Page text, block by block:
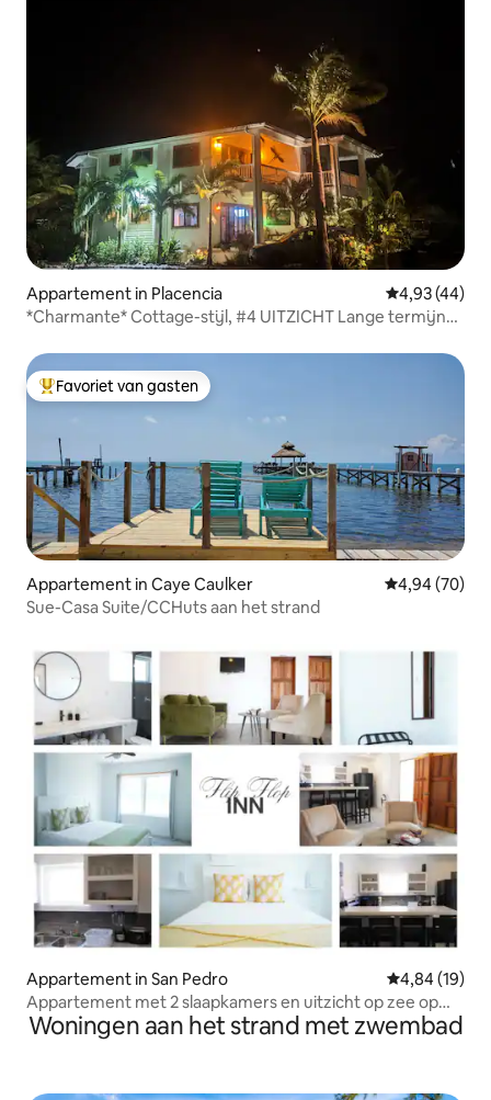
Appartement in Placencia Gemiddelde
4,93 (44)
*Charmante* Cottage-stijl, #4 UITZICHT Lange termijn
Topfavoriet van gasten
Favoriet van gasten
Appartement in Caye Caulker Gemiddelde
4,94 (70)
Sue-Casa Suite/CCHuts aan het strand
Appartement in San Pedro Gemiddelde
4,84 (19)
Appartement met 2 slaapkamers en uitzicht op zee op
het strand in de stad!
Woningen aan het strand met zwembad